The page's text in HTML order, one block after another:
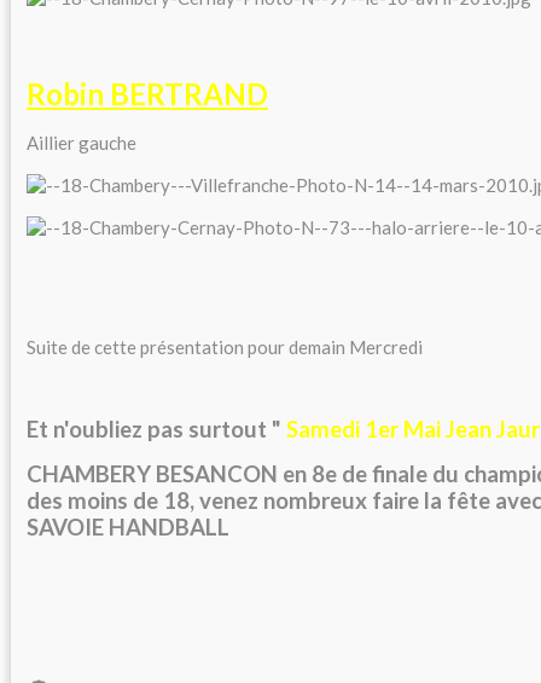
Robin BERTRAND
Aillier gauche
Suite de cette présentation pour demain Mercredi
Et n'oubliez pas surtout " Samedi 1er Mai Jean
CHAMBERY BESANCON en 8e de finale du
des moins de 18, venez nombreux faire la fête
SAVOIE HANDBALL